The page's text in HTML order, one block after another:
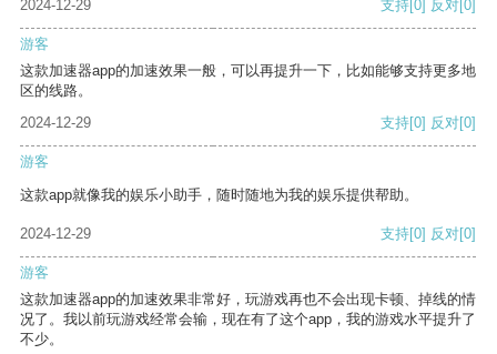
2024-12-29
支持[0] 反对[0]
游客
这款加速器app的加速效果一般，可以再提升一下，比如能够支持更多地
区的线路。
2024-12-29
支持[0] 反对[0]
游客
这款app就像我的娱乐小助手，随时随地为我的娱乐提供帮助。
2024-12-29 支持[0] 反对[0]
游客
这款加速器app的加速效果非常好，玩游戏再也不会出现卡顿、掉线的情
况了。我以前玩游戏经常会输，现在有了这个app，我的游戏水平提升了
不少。